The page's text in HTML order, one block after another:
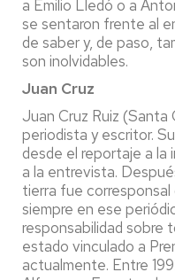
a Emilio Lledó o a
se sentaron frente al
de saber y, de paso,
son inolvidables.
Juan Cruz
Juan Cruz Ruiz
periodista y escritor.
desde el reportaje a la
a la entrevista.
tierra fue corresponsal
siempre en ese
responsabilidad sobre
estado vinculado a
actualmente. Entre